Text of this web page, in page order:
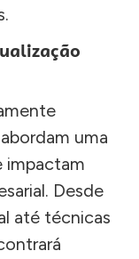
uma
impactam
Desde
até técnicas